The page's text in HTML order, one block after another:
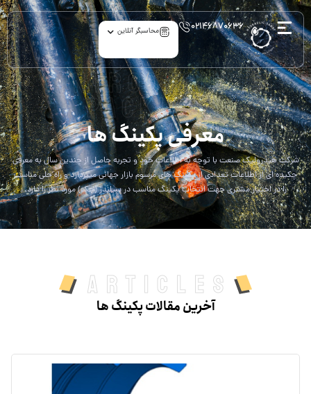
۰۲۱۴۶۸۷۰۶۳۶ محاسبگر آنلاین
Introducing
packings
معرفی پکینگ ها
شرکت هیدرولیک صنعت با توجه به اطلاعات خود و تجربه حاصل از چندین سال به معرفی
چکیده ای از اطلاعات تعدادی از پکینگ های مرسوم بازار جهانی میپردازد و راه حلی مناسب
را در اختیار مشتری جهت انتخاب پکینگ مناسب در سیلندر (جک) مورد نظر را دارد.
Articles
آخرین مقالات پکینگ ها